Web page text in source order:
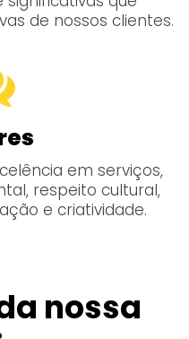
de nossos clientes.
em serviços,
respeito cultural,
e criatividade.
nossa